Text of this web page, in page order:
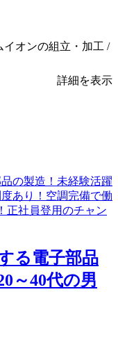
イオンの組立・加工 /
詳細を表示
る電子部品
～40代の男